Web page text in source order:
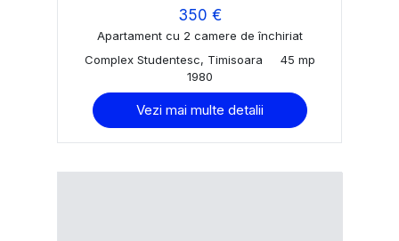
350 €
Apartament cu 2 camere de închiriat
Complex Studentesc, Timisoara
45 mp
1980
Vezi mai multe detalii